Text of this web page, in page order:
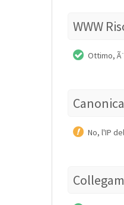
WWW
Ottimo,
No, l'IP